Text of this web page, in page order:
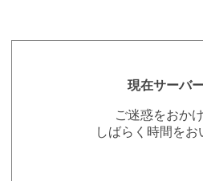
現在サーバ
ご迷惑をおか
しばらく時間を